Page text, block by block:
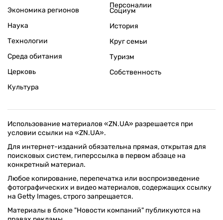
Экономика регионов
Персоналии
Наука
Технологии
Среда обитания
Церковь
Культура
Социум
История
Круг семьи
Туризм
Собственность
Использование материалов «ZN.UA» разрешается при
условии ссылки на «ZN.UA».
Для интернет-изданий обязательна прямая, открытая для
поисковых систем, гиперссылка в первом абзаце на
конкретный материал.
Любое копирование, перепечатка или воспроизведение
фотографических и видео материалов, содержащих ссылку
на Getty Images, строго запрещается.
Материалы в блоке "Новости компаний" публикуются на